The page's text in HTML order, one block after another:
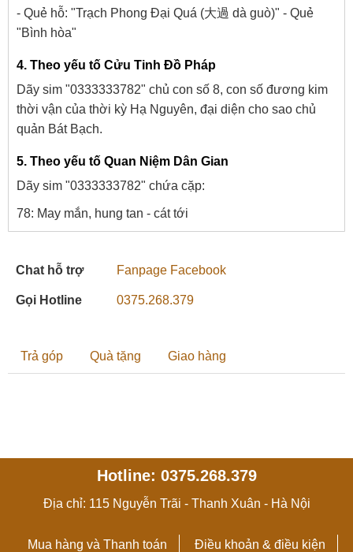
- Quẻ hỗ: "Trạch Phong Đại Quá (大過 dà guò)" - Quẻ
"Bình hòa"
4. Theo yếu tố Cửu Tinh Đồ Pháp
Dãy sim "0333333782" chủ con số 8, con số đương kim
thời vận của thời kỳ Hạ Nguyên, đại diện cho sao chủ
quản Bát Bạch.
5. Theo yếu tố Quan Niệm Dân Gian
Dãy sim "0333333782" chứa cặp:
78: May mắn, hung tan - cát tới
Chat hỗ trợ Fanpage Facebook
Gọi Hotline 0375.268.379
Trả góp Quà tặng Giao hàng
Hotline: 0375.268.379
Địa chỉ: 115 Nguyễn Trãi - Thanh Xuân - Hà Nội
Mua hàng và Thanh toán
Điều khoản & điều kiện